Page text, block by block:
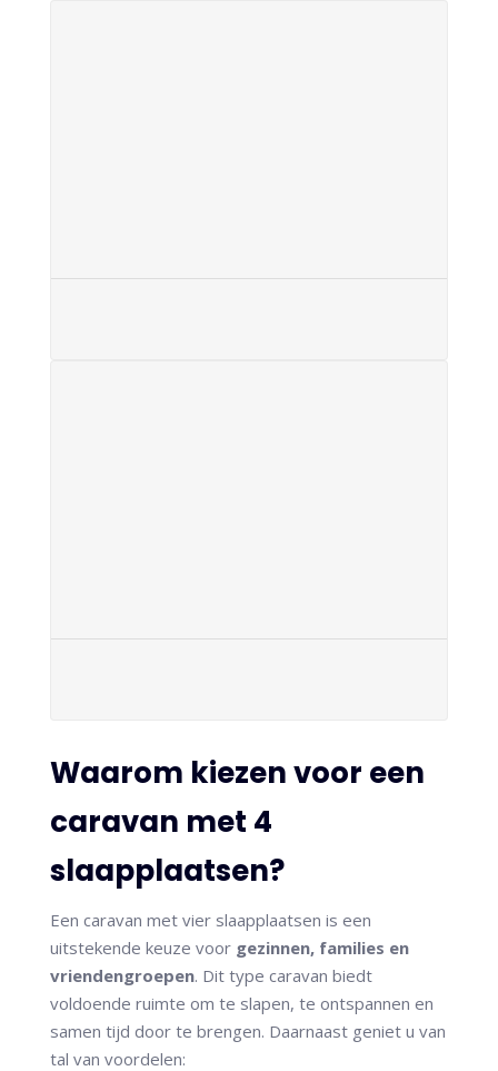
Waarom kiezen voor een
caravan met 4
slaapplaatsen?
Een caravan met vier slaapplaatsen is een
uitstekende keuze voor gezinnen, families en
vriendengroepen. Dit type caravan biedt
voldoende ruimte om te slapen, te ontspannen en
samen tijd door te brengen. Daarnaast geniet u van
tal van voordelen: